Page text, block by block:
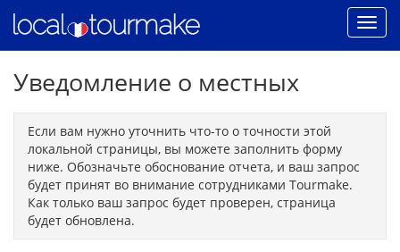
Уведомление о местных
Если вам нужно уточнить что-то о точности этой
локальной страницы, вы можете заполнить форму
ниже. Обозначьте обоснование отчета, и ваш запрос
будет принят во внимание сотрудниками Tourmake.
Как только ваш запрос будет проверен, страница
будет обновлена.